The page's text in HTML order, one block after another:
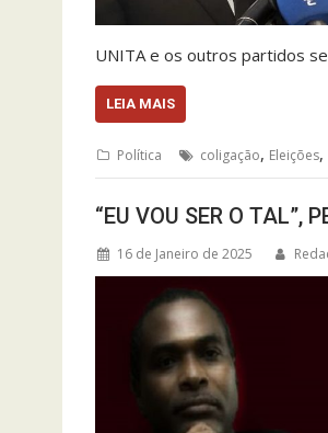
UNITA e os outros partidos
LEIA MAIS
Política coligação, Eleições,
“EU VOU SER O TAL”,
16 de Janeiro de 2025